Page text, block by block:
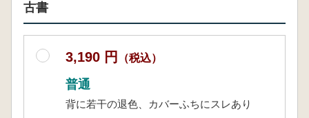
古書
3,190 円 （税込）
普通
背に若干の退色、カバーふちにスレあり